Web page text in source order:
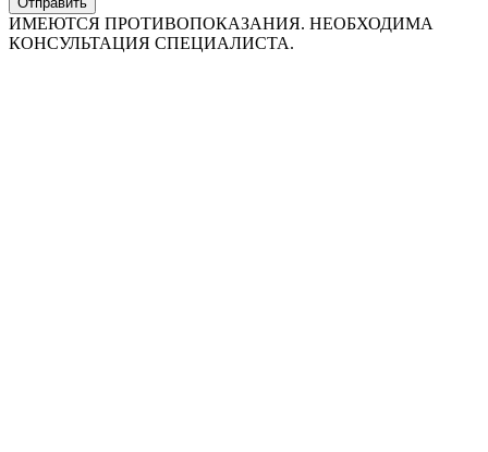
ИМЕЮТСЯ ПРОТИВОПОКАЗАНИЯ. НЕОБХОДИМА
КОНСУЛЬТАЦИЯ СПЕЦИАЛИСТА.